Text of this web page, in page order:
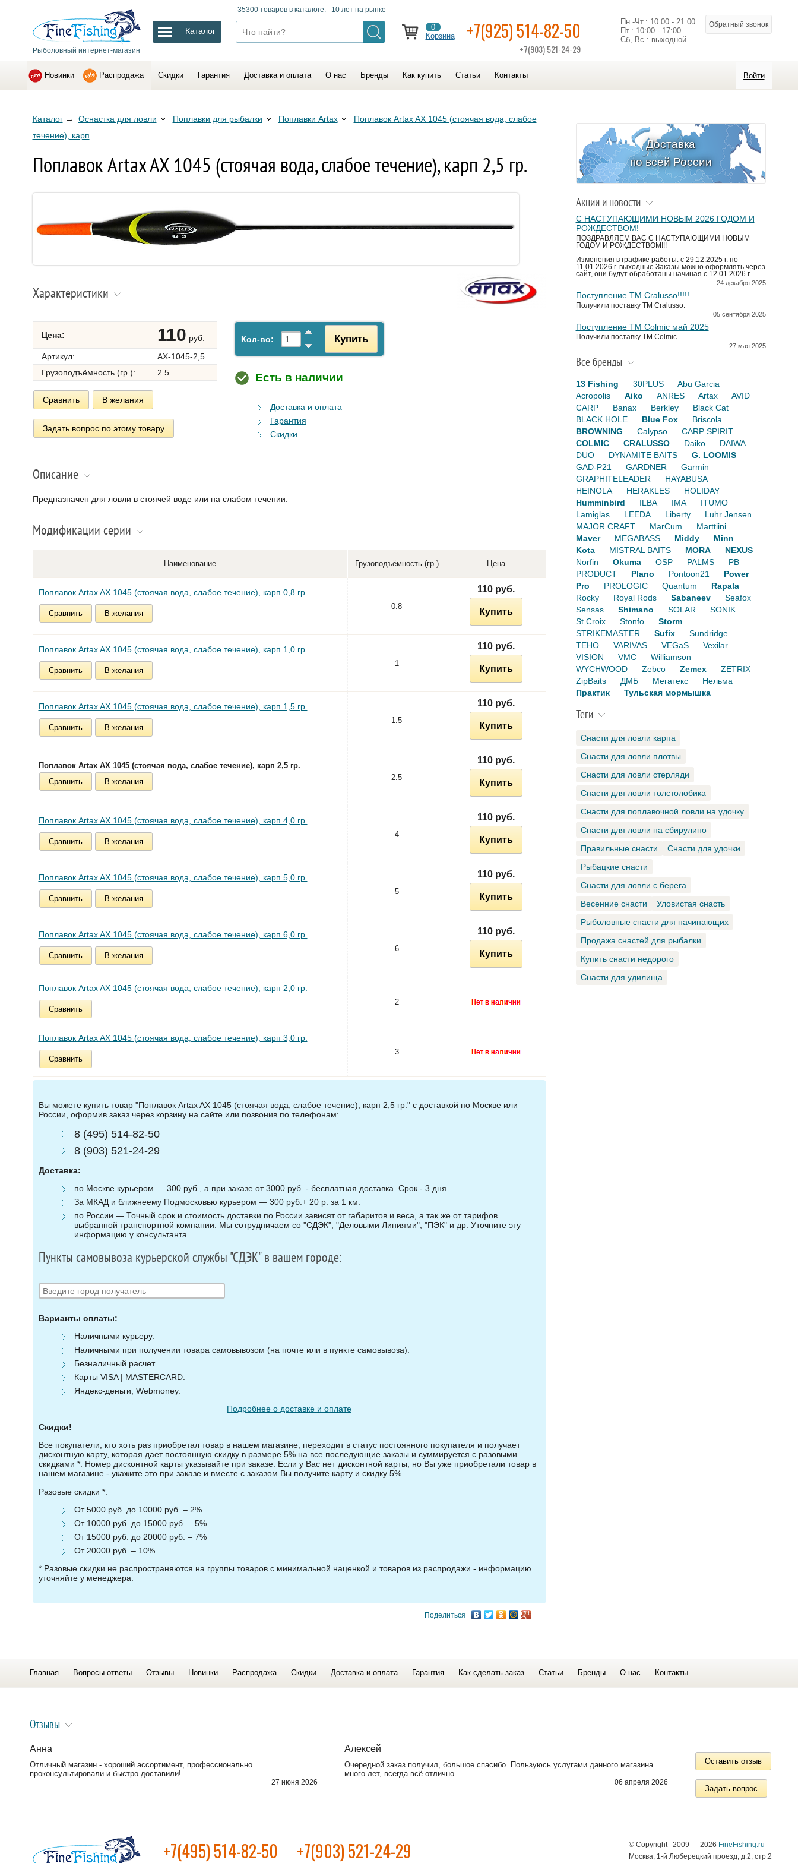
Рыболовный интернет-магазин
Каталог
35300 товаров в каталоге. 10 лет на рынке
0
Корзина
+7(925) 514-82-50
+7(903) 521-24-29
Пн.-Чт.: 10.00 - 21.00
Пт.: 10:00 - 17:00
Сб, Вс : выходной
Обратный звонок
Новинки Распродажа Скидки Гарантия Доставка и оплата О нас Бренды Как купить Статьи Контакты Войти
Каталог→ Оснастка для ловли Поплавки для рыбалки Поплавки Artax
Поплавок Artax AX 1045 (стоячая вода, слабое
течение), карп
Поплавок Artax AX 1045 (стоячая вода, слабое течение), карп 2,5 гр.
Характеристики
Цена: 110 руб.
Артикул:
AX-1045-2,5
Грузоподъёмность (гр.):
2.5
Сравнить В желания
Задать вопрос по этому товару
Кол-во: Купить
Есть в наличии
Доставка и оплата
Гарантия
Скидки
Описание
Предназначен для ловли в стоячей воде или на слабом течении.
Модификации серии
Наименование Грузоподъёмность (гр.) Цена
Поплавок Artax AX 1045 (стоячая вода, слабое течение), карп 0,8 гр.
Сравнить В желания
0.8
110 руб.
Купить
Поплавок Artax AX 1045 (стоячая вода, слабое течение), карп 1,0 гр.
Сравнить В желания
1
110 руб.
Купить
Поплавок Artax AX 1045 (стоячая вода, слабое течение), карп 1,5 гр.
Сравнить В желания
1.5
110 руб.
Купить
Поплавок Artax AX 1045 (стоячая вода, слабое течение), карп 2,5 гр.
Сравнить
В желания 2.5
110 руб.
Купить
Поплавок Artax AX 1045 (стоячая вода, слабое течение), карп 4,0 гр.
Сравнить В желания
4
110 руб.
Купить
Поплавок Artax AX 1045 (стоячая вода, слабое течение), карп 5,0 гр.
Сравнить В желания
5
110 руб.
Купить
Поплавок Artax AX 1045 (стоячая вода, слабое течение), карп 6,0 гр.
Сравнить В желания
6
110 руб.
Купить
Поплавок Artax AX 1045 (стоячая вода, слабое течение), карп 2,0 гр.
Сравнить
2
Поплавок Artax AX 1045 (стоячая вода, слабое течение), карп 3,0 гр.
Сравнить
3
Вы можете купить товар "Поплавок Artax AX 1045 (стоячая вода, слабое течение), карп 2,5 гр." с доставкой по Москве или
России, оформив заказ через корзину на сайте или позвонив по телефонам:
8 (495) 514-82-50
8 (903) 521-24-29
Доставка:
по Москве курьером — 300 руб., а при заказе от 3000 руб. - бесплатная доставка. Срок - 3 дня.
За МКАД и ближнеему Подмосковью курьером — 300 руб.+ 20 р. за 1 км.
по России — Точный срок и стоимость доставки по России зависят от габаритов и веса, а так же от тарифов
выбранной транспортной компании. Мы сотрудничаем со "СДЭК", "Деловыми Линиями", "ПЭК" и др. Уточните эту
информацию у консультанта.
Пункты самовывоза курьерской службы "СДЭК" в вашем городе:
Варианты оплаты:
Наличными курьеру.
Наличными при получении товара самовывозом (на почте или в пункте самовывоза).
Безналичный расчет.
Карты VISA | MASTERCARD.
Яндекс-деньги, Webmoney.
Подробнее о доставке и оплате
Скидки!
Все покупатели, кто хоть раз приобретал товар в нашем магазине, переходит в статус постоянного покупателя и получает
дисконтную карту, которая дает постоянную скидку в размере 5% на все последующие заказы и суммируется с разовыми
скидками *. Номер дисконтной карты указывайте при заказе. Если у Вас нет дисконтной карты, но Вы уже приобретали товар в
нашем магазине - укажите это при заказе и вместе с заказом Вы получите карту и скидку 5%.
Разовые скидки *:
От 5000 руб. до 10000 руб. – 2%
От 10000 руб. до 15000 руб. – 5%
От 15000 руб. до 20000 руб. – 7%
От 20000 руб. – 10%
* Разовые скидки не распространяются на группы товаров с минимальной наценкой и товаров из распродажи - информацию
уточняйте у менеджера.
Поделиться
Доставка
по всей России
Акции и новости
С НАСТУПАЮЩИМИ НОВЫМ 2026 ГОДОМ И
РОЖДЕСТВОМ!
ПОЗДРАВЛЯЕМ ВАС С НАСТУПАЮЩИМИ НОВЫМ
ГОДОМ И РОЖДЕСТВОМ!!!
Изменения в графике работы: с 29.12.2025 г. по
11.01.2026 г. выходные Заказы можно оформлять через
сайт, они будут обработаны начиная с 12.01.2026 г.
24 декабря 2025
Поступление TM Cralusso!!!!!
Получили поставку ТМ Cralusso.
05 сентября 2025
Поступление TM Colmic май 2025
Получили поставку ТМ Colmic.
27 мая 2025
Все бренды
13 Fishing 30PLUS
Abu Garcia
Acropolis
Aiko ANRES Artax
AVID
CARP
Banax Berkley
Black Cat
BLACK HOLE
Blue Fox
Briscola
BROWNING
Calypso
CARP SPIRIT
COLMIC
CRALUSSO Daiko
DAIWA
DUO
DYNAMITE BAITS
G. LOOMIS
GAD-P21
GARDNER
Garmin
GRAPHITELEADER
HAYABUSA
HEINOLA
HERAKLES
HOLIDAY
Humminbird
ILBA IMA
ITUMO
Lamiglas
LEEDA Liberty
Luhr Jensen
MAJOR CRAFT
MarCum
Marttiini
Maver
MEGABASS Middy
Minn
Kota
MISTRAL BAITS MORA
NEXUS
Norfin
Okuma OSP PALMS
PB
PRODUCT
Plano Pontoon21
Power
Pro
PROLOGIC Quantum
Rapala
Rocky
Royal Rods Sabaneev
Seafox
Sensas
Shimano SOLAR
SONIK
St.Croix
Stonfo
Storm
STRIKEMASTER
Sufix
Sundridge
TEHO
VARIVAS VEGaS
Vexilar
VISION
VMC
Williamson
WYCHWOOD
Zebco Zemex
ZETRIX
ZipBaits
ДМБ Мегатекс
Нельма
Практик
Тульская мормышка
Теги
Снасти для ловли карпа
Снасти для ловли плотвы
Снасти для ловли стерляди
Снасти для ловли толстолобика
Снасти для поплавочной ловли на удочку
Снасти для ловли на сбирулино
Правильные снасти
Снасти для удочки
Рыбацкие снасти
Снасти для ловли с берега
Весенние снасти
Уловистая снасть
Рыболовные снасти для начинающих
Продажа снастей для рыбалки
Купить снасти недорого
Снасти для удилища
Главная Вопросы-ответы Отзывы Новинки Распродажа Скидки Доставка и оплата Гарантия Как сделать заказ Статьи Бренды О нас Контакты
Отзывы
Анна
Отличный магазин - хороший ассортимент, профессионально
проконсультировали и быстро доставили!
27 июня 2026
Алексей
Очередной заказ получил, большое спасибо. Пользуюсь услугами данного магазина
много лет, всегда всё отлично.
06 апреля 2026
Оставить отзыв
Задать вопрос
+7(495) 514-82-50 +7(903) 521-24-29 © Copyright 2009 — 2026 FineFishing.ru
Москва, 1-й Люберецкий проезд, д.2, стр.2